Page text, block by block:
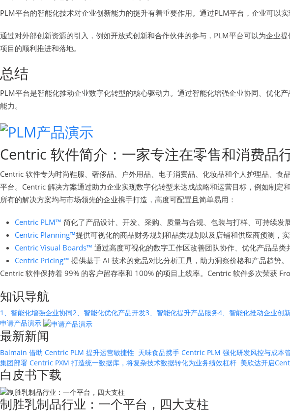
PLM平台的智能化技术对企业创新能力的提升有着重要作用。通过PLM平台，企业可以
通过对外部创新资源的引入，例如开放式创新和合作伙伴的参与，PLM平台可以为企业
项目的顺利推进和落地。
总结
PLM平台是智能化推动企业数字化转型的核心驱动力。通过智能化增强企业协同、优化
能力。
Centric 软件简介：一家专注在零售和消费品
Centric 软件专为时尚鞋服、奢侈品、户外用品、电子消费品、化妆品和个人护理品、
平台。Centric 解决方案通过助力企业实现数字化转型来达成战略和运营目标，例如制定
所有的解决方案均与市场领先的企业携手打造，高度可配置且简单易用：
Centric PLM™ 简化了产品设计、开发、采购、质量与合规、包装与打样、可持续发
Centric Planning™提供可视化的商品财务规划和品类规划以及店铺和供应商预测，
Centric Visual Boards™ 通过高度可视化的数字工作区改善团队协作、优化产品品类
Centric Pricing™ 提供基于 AI 技术的竞品对比分析工具，助力洞察价格和产品趋势。
Centric 软件保持着 99% 的客户留存率和 100% 的项目上线率。Centric 软件多次荣获
知识导航
1、智能化增强企业协同2、智能化优化产品开发3、智能化提升产品服务4、智能化推动企业创
申请产品演示
最新新闻
Balmain 借助 Centric PLM 提升运营敏捷性 天味食品携手 Centric PLM 强化研发风控与成本
集团部署 Centric PXM 打造统一数据库，将复杂技术数据转化为业务绩效杠杆 美欣达开启
白皮书下载
制胜乳制品行业：一个平台，四大支柱